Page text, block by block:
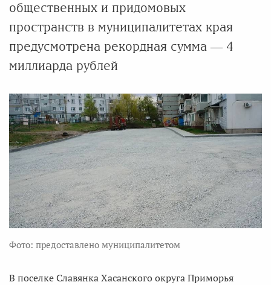
общественных и придомовых
пространств в муниципалитетах края
предусмотрена рекордная сумма — 4
миллиарда рублей
Фото: предоставлено муниципалитетом
В поселке Славянка Хасанского округа Приморья